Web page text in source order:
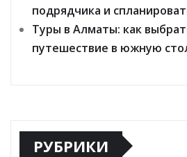
подрядчика и
Туры в Алматы: как
путешествие в южную
РУБРИКИ